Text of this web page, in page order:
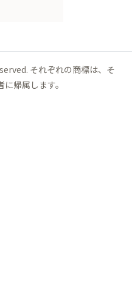
それぞれの商標は、そ
帰属します。